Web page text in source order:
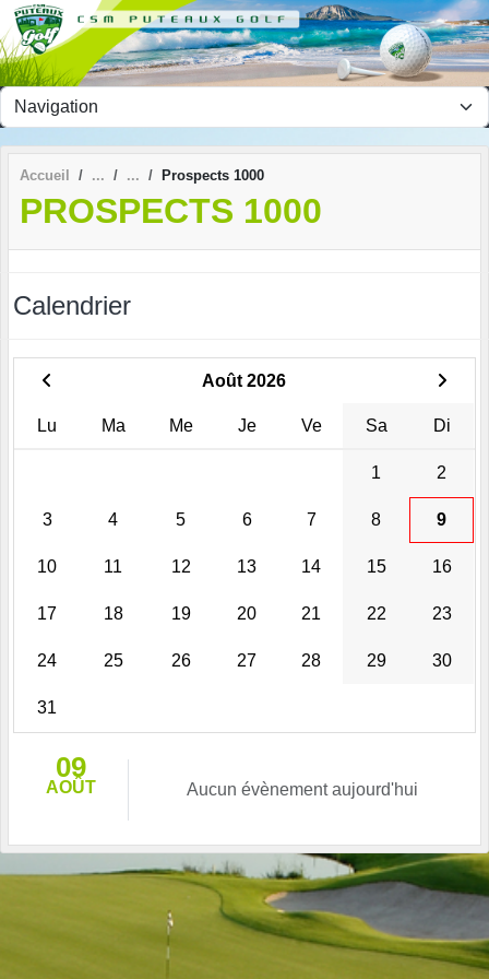
Accueil Prospects 1000
PROSPECTS 1000
Calendrier
Août 2026
Lu Ma Me Je Ve Sa Di
1 2
3 4 5 6 7 8 9
10 11 12 13 14 15 16
17 18 19 20 21 22 23
24 25 26 27 28 29 30
31
09
AOÛT Aucun évènement aujourd'hui
Panneau de gestion des cookies